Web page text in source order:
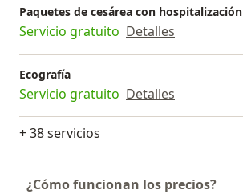
Paquetes de cesárea con hospitalización
Servicio gratuito Detalles
Ecografía
Servicio gratuito Detalles
+ 38 servicios
¿Cómo funcionan los precios?